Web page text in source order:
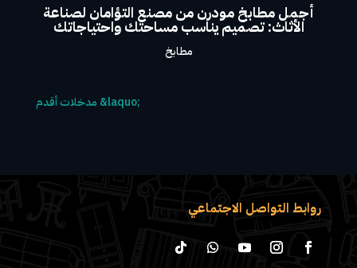
أجمل مطابخ مودرن من مصنع التؤامان لصناعة
الأثاث: تصميم يناسب مساحتك واحتياجاتك
مطابخ
روابط التواصل الاجتماعي